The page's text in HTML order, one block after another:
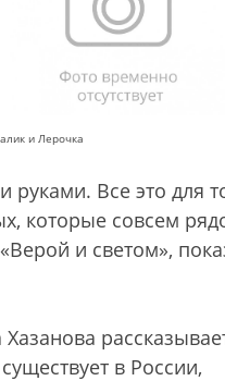
и Лерочка
Все это для
которые совсем
и светом»,
в России,